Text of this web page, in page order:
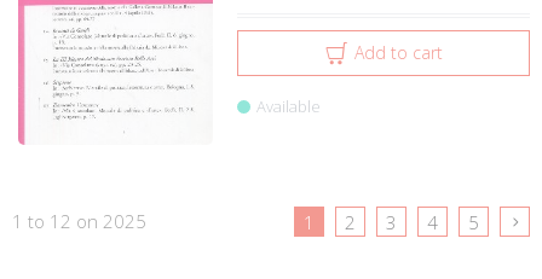
Add to cart
Available
1 to 12 on 2025 1 2 3 4 5